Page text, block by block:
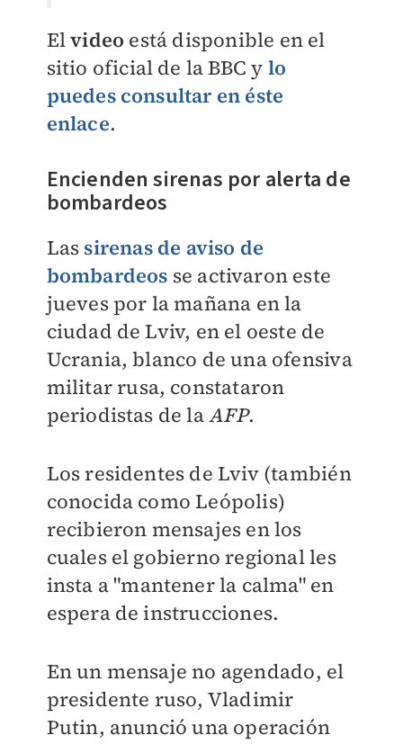
Elvideo está disponible en el
sitio oficial de la BBC y lo
puedes consultar en éste
enlace.
Encienden sirenas por alerta de
bombardeos
Las sirenas de aviso de
bombardeos se activaron este
jueves por la mañana en la
ciudad de Lviv, en el oeste de
Ucrania, blanco de una ofensiva
militar rusa, constataron
periodistas de laAFP.
Los residentes de Lviv (también
conocida como Leópolis)
recibieron mensajes en los
cuales el gobierno regional les
insta a "mantener la calma" en
espera de instrucciones.
En un mensaje no agendado, el
presidente ruso, Vladimir
Putin, anunció una operación